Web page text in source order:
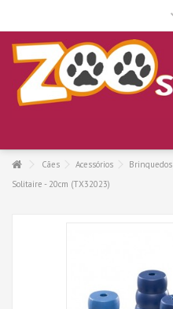
Cães Acessórios Brinquedos
Solitaire - 20cm (TX32023)